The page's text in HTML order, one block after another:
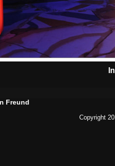
Freund
Copyright